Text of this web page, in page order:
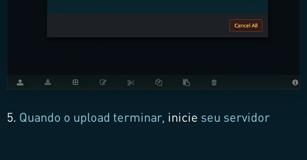
5. Quando o upload terminar, inicie seu servidor